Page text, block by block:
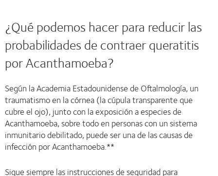
¿Qué podemos hacer para reducir las
probabilidades de contraer queratitis
por Acanthamoeba?
Según la Academia Estadounidense de Oftalmología, un
traumatismo en la córnea (la cúpula transparente que
cubre el ojo), junto con la exposición a especies de
Acanthamoeba, sobre todo en personas con un sistema
inmunitario debilitado, puede ser una de las causas de
infección por Acanthamoeba.**
Sigue siempre las instrucciones de seguridad para